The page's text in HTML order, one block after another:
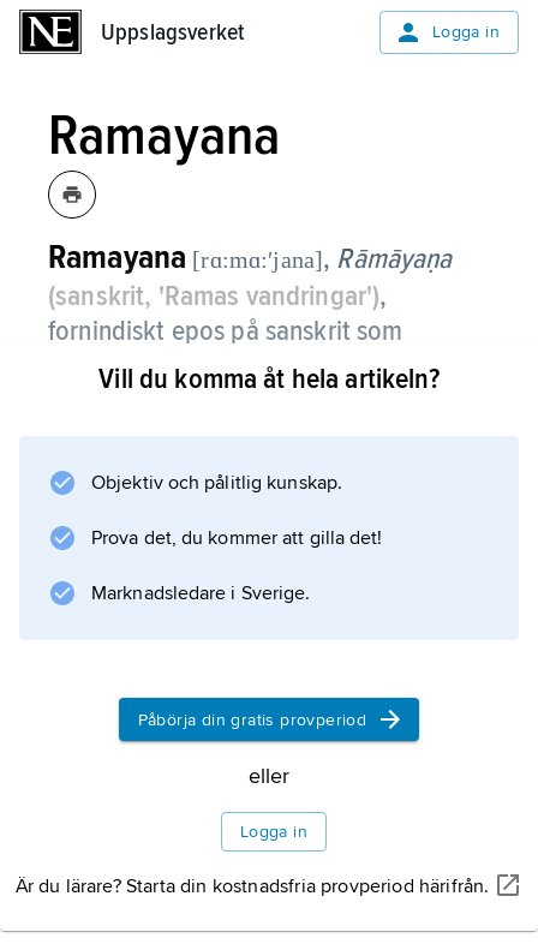
Uppslagsverket Logga in
Ramayana
Ramayana [rɑ:mɑ:ʹjana], Rāmāyaṇa
(sanskrit, 'Ramas vandringar'),
fornindiskt epos på sanskrit som
traditionen tillskriver Valmiki.
traderades muntligt och upptecknades
Litteraturanvisning
Information om artikeln
Vill du komma åt hela artikeln?
Objektiv och pålitlig kunskap.
Prova det, du kommer att gilla det!
Marknadsledare i Sverige.
Påbörja din gratis provperiod
eller
Logga in
Är du lärare? Starta din kostnadsfria provperiod härifrån.